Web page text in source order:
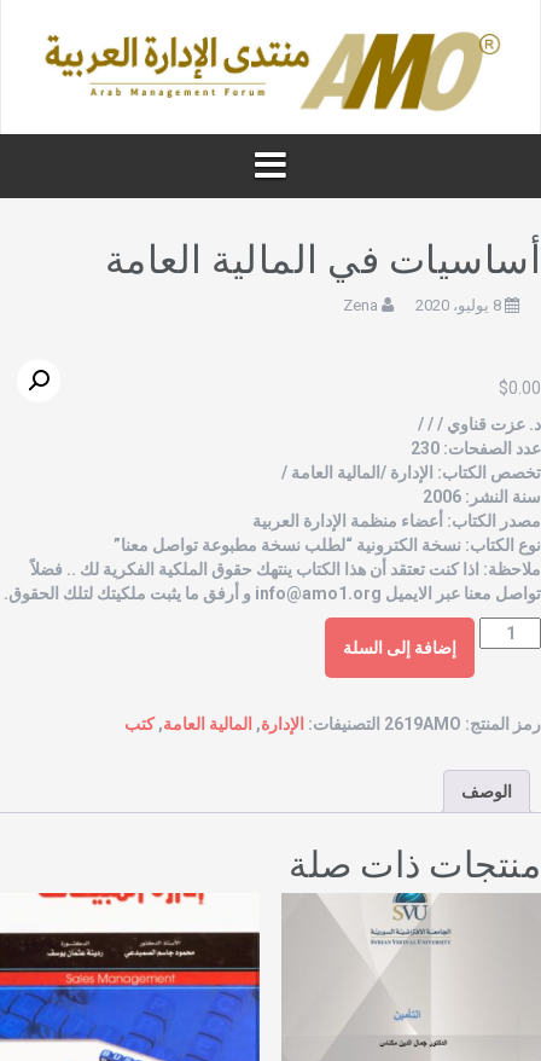
في المالية العامة
8 يوليو، 2020 Zena
$
عزت قناوي / / /
الصفحات: 230
الكتاب: الإدارة /المالية العامة /
النشر: 2006
الكتاب: أعضاء منظمة الإدارة العربية
الكتاب: نسخة الكترونية “لطلب نسخة مطبوعة تواصل معنا”
اذا كنت تعتقد أن هذا الكتاب ينتهك حقوق الملكية الفكرية لك .. فضلاً
معنا عبر الايميل info@amo1.orgو أرفق ما يثبت ملكيتك لتلك الحقوق.
إضافة إلى السلة
المنتج: 2619AMO التصنيفات: الإدارة, المالية العامة,كتب
الوصف
ذات صلة